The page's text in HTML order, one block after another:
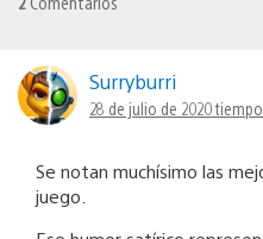
Surryburri
28 de julio de 2020
Se notan muchísimo las
juego.